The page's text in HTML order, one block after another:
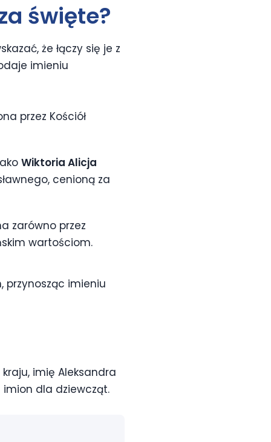
święte?
że łączy się je z
imieniu
przez Kościół
Wiktoria Alicja
cenioną za
zarówno przez
wartościom.
przynosząc imieniu
imię Aleksandra
dla dziewcząt.